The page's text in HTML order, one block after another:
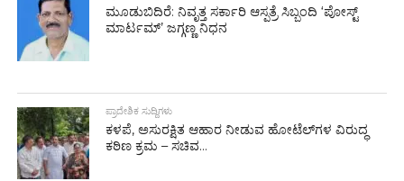
ಮೂಡುಬಿದಿರೆ: ನಿವೃತ್ತ ಸರ್ಕಾರಿ ಆಸ್ಪತ್ರೆ ಸಿಬ್ಬಂದಿ ‘ಪೋಸ್ಟ್
ಮಾರ್ಟಮ್’ ಜಗ್ಗಣ್ಣ ನಿಧನ
ಪ್ರಾದೇಶಿಕ ಸುದ್ದಿಗಳು
ಕಳಪೆ, ಅಸುರಕ್ಷಿತ ಆಹಾರ ನೀಡುವ ಹೋಟೆಲ್‌ಗಳ ವಿರುದ್ಧ
ಕಠಿಣ ಕ್ರಮ – ಸಚಿವ...